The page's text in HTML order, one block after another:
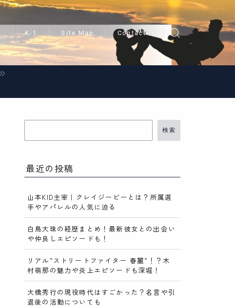
K-1 Site Map Contact
検索
最近の投稿
山本KID主宰｜クレイジービーとは？所属選
手やアパレルの人気に迫る
白鳥大珠の経歴まとめ！最新彼女との出会い
や仲良しエピソードも！
リアル”ストリートファイター 春麗”！？木
村萌那の魅力や炎上エピソードも深堀！
大橋秀行の現役時代はすごかった？名言や引
退後の活動についても